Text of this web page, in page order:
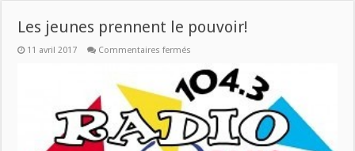
Les jeunes prennent le pouvoir!
11 avril 2017 Commentaires fermés
jeunes
prennent
le
pouvoir!